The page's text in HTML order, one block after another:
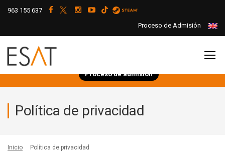
Proceso de admisión
963 155 637
Proceso de Admisión
Política de privacidad
Inicio Política de privacidad